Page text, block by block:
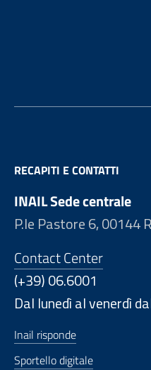
RECAPITI E CONTATTI
INAIL Sede centrale
P.le Pastore 6, 00144
Contact Center
(+39) 06.6001
Dal lunedì al venerdì
Inail risponde
Sportello digitale